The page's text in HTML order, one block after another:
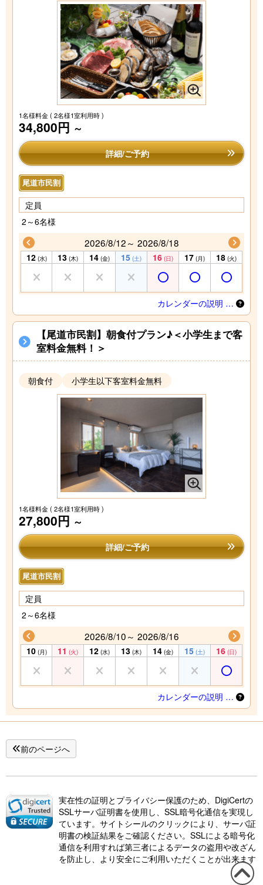
1名様料金( 2名様1室利用時 )
34,800円 ～
詳細/ご予約
尾道市民割
定員
2～6名様
2026/8/12～ 2026/8/18
12 (水) 13 (木) 14 (金) 15 (土) 16 (日) 17 (月) 18 (火)
カレンダーの説明 …
【尾道市民割】朝食付プラン♪＜小学生まで客
室料金無料！＞
朝食付 小学生以下客室料金無料
1名様料金( 2名様1室利用時 )
27,800円 ～
詳細/ご予約
尾道市民割
定員
2～6名様
2026/8/10～ 2026/8/16
10 (月) 11 (火) 12 (水) 13 (木) 14 (金) 15 (土) 16 (日)
カレンダーの説明 …
前のページへ
実在性の証明とプライバシー保護のため、DigiCertの
SSLサーバ証明書を使用し、SSL暗号化通信を実現し
ています。サイトシールのクリックにより、サーバ証
明書の検証結果をご確認ください。SSLによる暗号化
通信を利用すれば第三者によるデータの盗用や改ざん
を防止し、より安全にご利用いただくことが出来ます